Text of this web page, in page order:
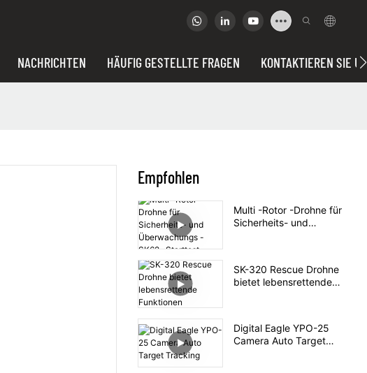
NACHRICHTEN HÄUFIG GESTELLTE FRAGEN KONTAKTIEREN SIE
Empfohlen
Multi -Rotor -Drohne für
Sicherheits- und
SK-320 Rescue Drohne
bietet lebensrettende
Digital Eagle YPO-25
Camera Auto Target